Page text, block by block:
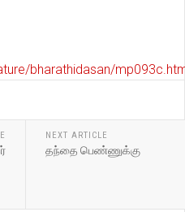
bharathidasan/
NEXT ARTICLE
தந்தை பெண்ணுக்கு